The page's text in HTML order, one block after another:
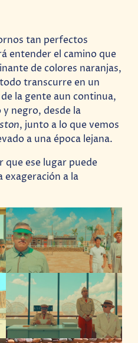
tan perfectos
entender el camino que
de colores naranjas,
transcurre en un
la gente aun continua,
negro, desde la
, junto a lo que vemos
a una época lejana.
que ese lugar puede
exageración a la